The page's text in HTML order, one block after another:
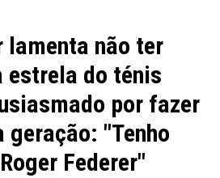
lamenta não ter
estrela do ténis
por fazer
geração: "Tenho
Federer"